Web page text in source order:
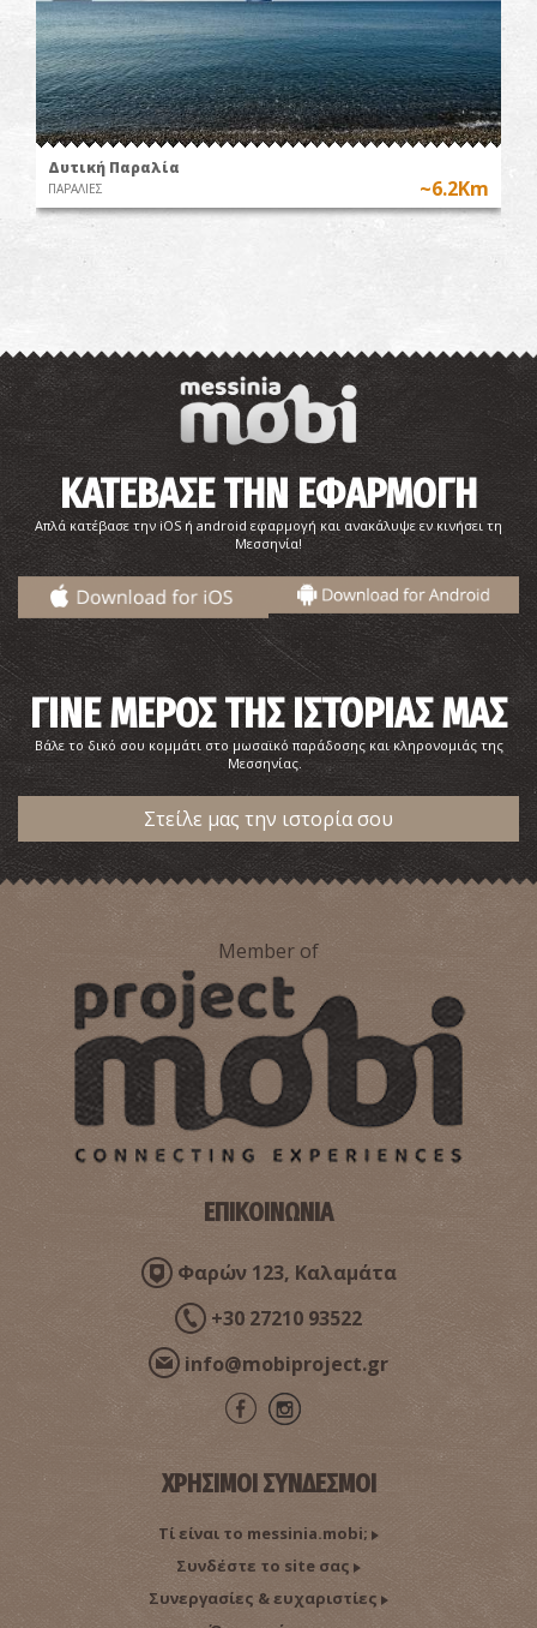
Δυτική Παραλία
ΠΑΡΑΛΙΕΣ ~6.2Km
Παραλία Μικρής Μαντίνειας
ΠΑΡΑΛΙΕΣ ~6.3Km
O Πύργος του Ρήγα
ΠΥΡΓΟΙ ~8.3Km
Μουσείο Χαρακτικής Τάκη Κατσουλίδη
~9Km
ΚΑΤΕΒΑΣΕ ΤΗΝ ΕΦΑΡΜΟΓΗ
Απλά κατέβασε την iOS ή android εφαρμογή και ανακάλυψε εν κινήσει τη
Μεσσηνία!
ΓΙΝΕ ΜΕΡΟΣ ΤΗΣ ΙΣΤΟΡΙΑΣ ΜΑΣ
Βάλε το δικό σου κομμάτι στο μωσαϊκό παράδοσης και κληρονομιάς της
Μεσσηνίας.
Στείλε μας την ιστορία σου
Member of
ΕΠΙΚΟΙΝΩΝΙΑ
Φαρών 123, Καλαμάτα
+30 27210 93522
info@mobiproject.gr
ΧΡΗΣΙΜΟΙ ΣΥΝΔΕΣΜΟΙ
Τί είναι το messinia.mobi;
Συνδέστε το site σας
Συνεργασίες & ευχαριστίες